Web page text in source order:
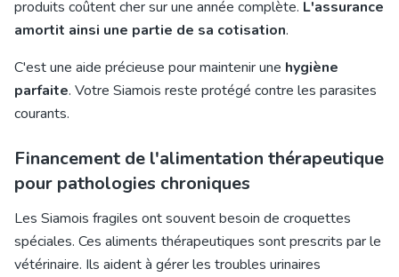
produits coûtent cher sur une année complète. L'assurance
amortit ainsi une partie de sa cotisation.
C'est une aide précieuse pour maintenir une hygiène
parfaite. Votre Siamois reste protégé contre les parasites
courants.
Financement de l'alimentation thérapeutique
pour pathologies chroniques
Les Siamois fragiles ont souvent besoin de croquettes
spéciales. Ces aliments thérapeutiques sont prescrits par le
vétérinaire. Ils aident à gérer les troubles urinaires